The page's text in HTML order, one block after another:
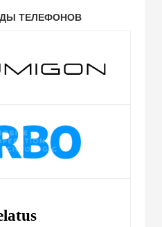
ТЕЛЕФОНОВ